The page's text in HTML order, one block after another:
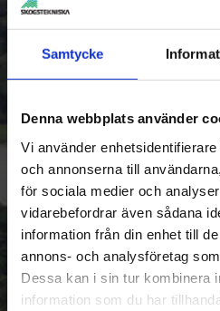
Samtycke
Denna webbplats använder
Vi använder
och annonserna till
för sociala medier och
vidarebefordrar även sådana
information från din enhet till
annons- och analysföretag
Dessa kan i sin tur kombinera
information som du har
Din förfrågan är inte på
Ange om du är
kursdatum, eller om du
deltagarpris, eller offert vid
Teoretiskt och
Efter avslutad utbildning
genomföra både ett
avseende nivå A+B. Om
godkänns du och får
Säker Skog.